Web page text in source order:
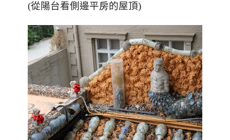
(從陽台看側邊平房的屋頂)